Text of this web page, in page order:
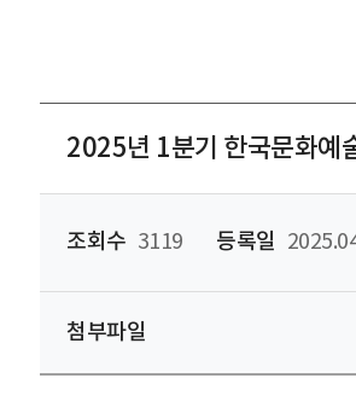
2025년 1분기 한국문화예
조회수 3119 등록일
첨부파일